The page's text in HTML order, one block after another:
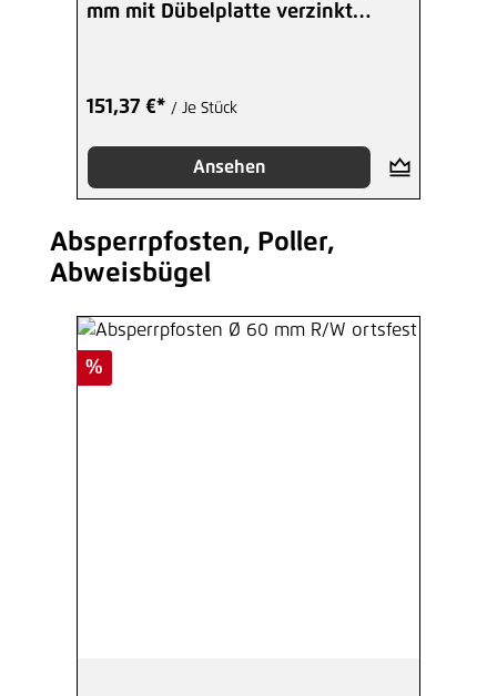
mm mit Dübelplatte verzinkt
151,37 €* / Je Stück
Ansehen
Produktgalerie überspringen
Absperrpfosten, Poller,
Abweisbügel
Rabatt
%